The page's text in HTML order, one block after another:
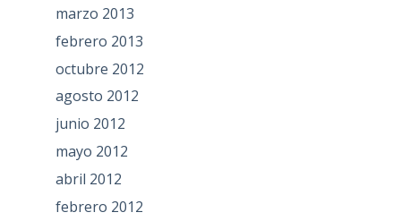
marzo 2013
febrero 2013
octubre 2012
agosto 2012
junio 2012
mayo 2012
abril 2012
febrero 2012